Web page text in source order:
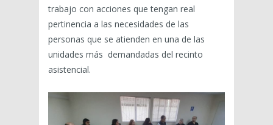
trabajo con acciones que tengan real
pertinencia a las necesidades de las
personas que se atienden en una de las
unidades más demandadas del recinto
asistencial.